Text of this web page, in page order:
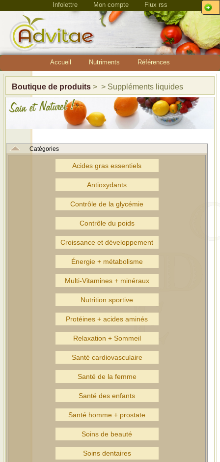
Infolettre Mon compte Flux rss
Accueil Nutriments Références
Boutique de produits > > Suppléments liquides
Catégories
Acides gras essentiels
Antioxydants
Contrôle de la glycémie
Contrôle du poids
Croissance et développement
Énergie + métabolisme
Multi-Vitamines + minéraux
Nutrition sportive
Protéines + acides aminés
Relaxation + Sommeil
Santé cardiovasculaire
Santé de la femme
Santé des enfants
Santé homme + prostate
Soins de beauté
Soins dentaires